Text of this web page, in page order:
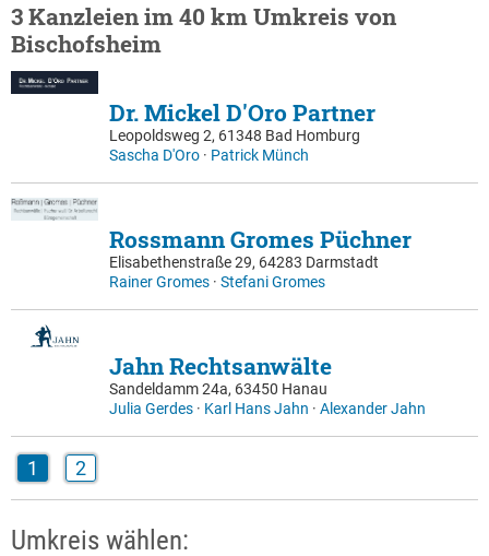
3 Kanzleien im 40 km Umkreis von
Bischofsheim
Dr. Mickel D'Oro Partner
Leopoldsweg 2, 61348 Bad Homburg
Sascha D'Oro · Patrick Münch
Rossmann Gromes Püchner
Elisabethenstraße 29, 64283 Darmstadt
Rainer Gromes · Stefani Gromes
Jahn Rechtsanwälte
Sandeldamm 24a, 63450 Hanau
Julia Gerdes · Karl Hans Jahn · Alexander Jahn
1 2
Umkreis wählen: